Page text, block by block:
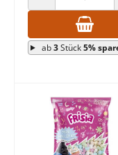
ANZAHL
ab3Stück5%